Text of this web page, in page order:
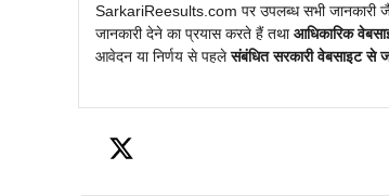
SarkariReesults.com पर उपलब्ध सभी जानकारी
जानकारी देने का प्रयास करते हैं तथाआधिकारिक
आवेदन या निर्णय से पहलेसंबंधित सरकारी वेबसाइट से